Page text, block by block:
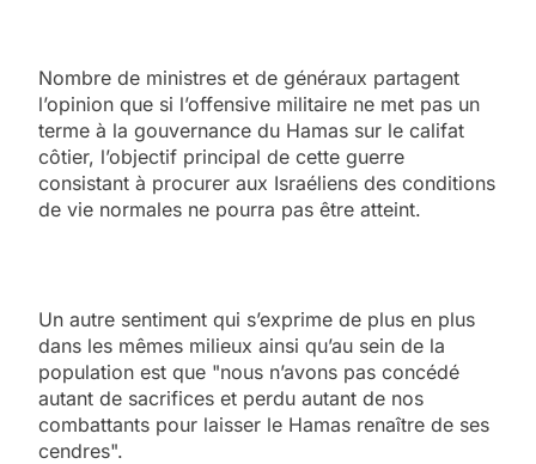
Nombre de ministres et de généraux partagent
l’opinion que si l’offensive militaire ne met pas un
terme à la gouvernance du Hamas sur le califat
côtier, l’objectif principal de cette guerre
consistant à procurer aux Israéliens des conditions
de vie normales ne pourra pas être atteint.
Un autre sentiment qui s’exprime de plus en plus
dans les mêmes milieux ainsi qu’au sein de la
population est que "nous n’avons pas concédé
autant de sacrifices et perdu autant de nos
combattants pour laisser le Hamas renaître de ses
cendres".